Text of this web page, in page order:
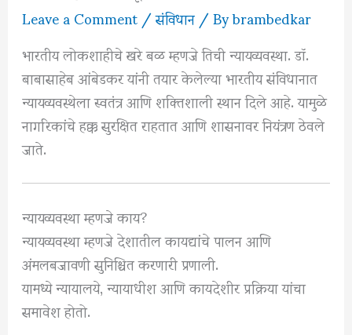
Leave a Comment/संविधान/ Bybrambedkar
भारतीय लोकशाहीचे खरे बळ म्हणजे तिची न्यायव्यवस्था.डॉ.
बाबासाहेब आंबेडकरयांनी तयार केलेल्या भारतीय संविधानात
न्यायव्यवस्थेला स्वतंत्र आणि शक्तिशाली स्थान दिले आहे. यामुळे
नागरिकांचे हक्क सुरक्षित राहतात आणि शासनावर नियंत्रण ठेवले
जाते.
न्यायव्यवस्था म्हणजे काय?
न्यायव्यवस्था म्हणजे देशातील कायद्यांचे पालन आणि
अंमलबजावणी सुनिश्चित करणारी प्रणाली.
यामध्ये न्यायालये, न्यायाधीश आणि कायदेशीर प्रक्रिया यांचा
समावेश होतो.